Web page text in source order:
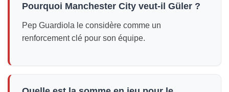
Pourquoi Manchester City veut-il Güler ?
Pep Guardiola le considère comme un
renforcement clé pour son équipe.